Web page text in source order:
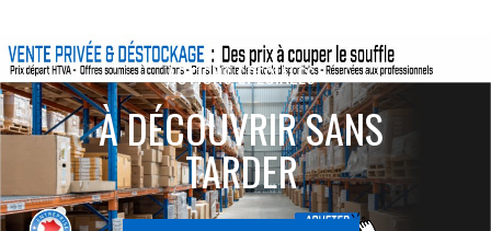
ACTIONS SPÉCIALES
À DÉCOUVRIR SANS
TARDER